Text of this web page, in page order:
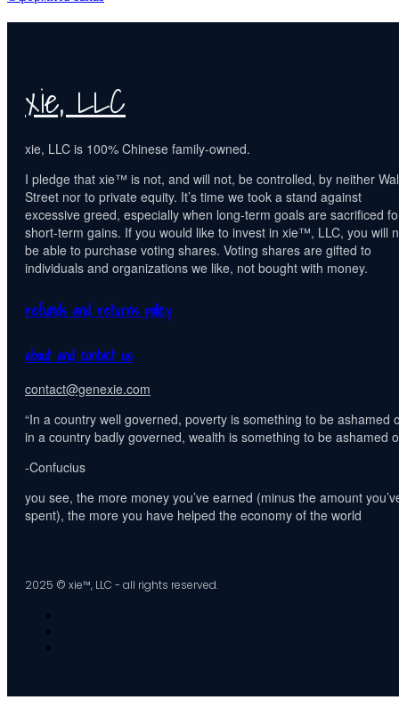
xie, LLC
xie, LLC is 100% Chinese family-owned.
I pledge that xie™ is not, and will not, be controlled, by neither
Street nor to private equity. It’s time we took a stand against
excessive greed, especially when long-term goals are sacrificed
short-term gains. If you would like to invest in xie™, LLC, you will
be able to purchase voting shares. Voting shares are gifted to
individuals and organizations we like, not bought with money.
refunds and returns policy
about and contact us
contact@genexie.com
“In a country well governed, poverty is something to be ashamed
in a country badly governed, wealth is something to be ashamed
-Confucius
you see, the more money you’ve earned (minus the amount
spent), the more you have helped the economy of the world
2025 © xie™, LLC - all rights reserved.